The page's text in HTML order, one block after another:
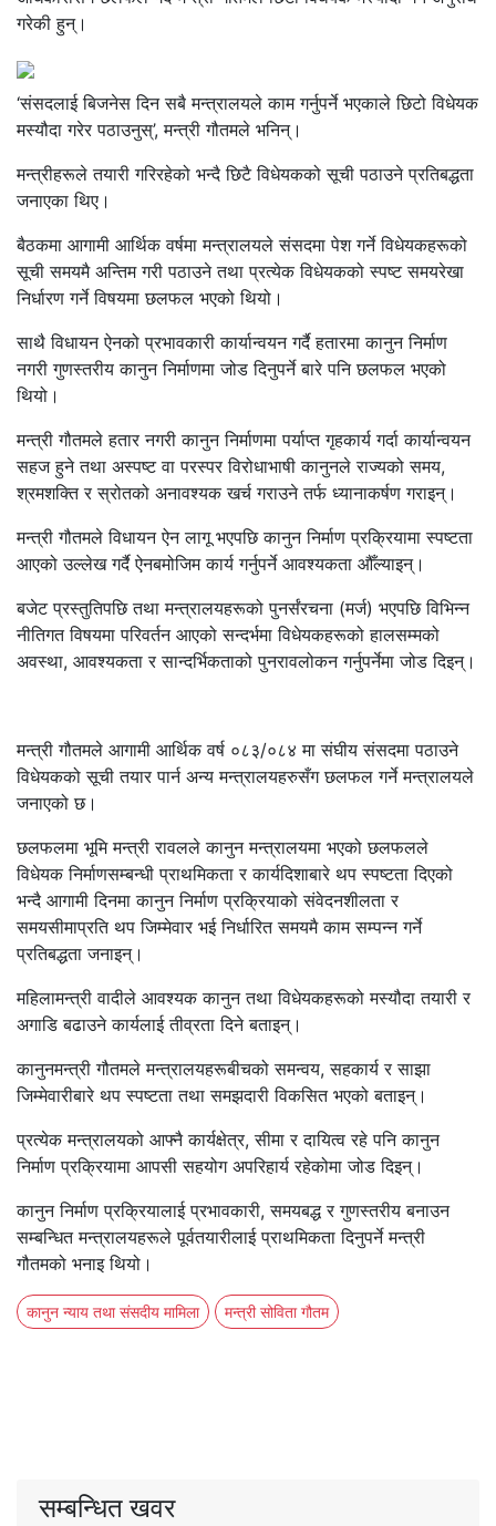
गरेकी हुन्।
‘संसदलाई बिजनेस दिन सबै मन्त्रालयले काम गर्नुपर्ने भएकाले छिटो विधेयक
मस्यौदा गरेर पठाउनुस्’, मन्त्री गौतमले भनिन्।
मन्त्रीहरूले तयारी गरिरहेको भन्दै छिटै विधेयकको सूची पठाउने प्रतिबद्धता
जनाएका थिए।
बैठकमा आगामी आर्थिक वर्षमा मन्त्रालयले संसदमा पेश गर्ने विधेयकहरूको
सूची समयमै अन्तिम गरी पठाउने तथा प्रत्येक विधेयकको स्पष्ट समयरेखा
निर्धारण गर्ने विषयमा छलफल भएको थियो।
साथै विधायन ऐनको प्रभावकारी कार्यान्वयन गर्दै हतारमा कानुन निर्माण
नगरी गुणस्तरीय कानुन निर्माणमा जोड दिनुपर्ने बारे पनि छलफल भएको
थियो।
मन्त्री गौतमले हतार नगरी कानुन निर्माणमा पर्याप्त गृहकार्य गर्दा कार्यान्वयन
सहज हुने तथा अस्पष्ट वा परस्पर विरोधाभाषी कानुनले राज्यको समय,
श्रमशक्ति र स्रोतको अनावश्यक खर्च गराउने तर्फ ध्यानाकर्षण गराइन्।
मन्त्री गौतमले विधायन ऐन लागू भएपछि कानुन निर्माण प्रक्रियामा स्पष्टता
आएको उल्लेख गर्दै ऐनबमोजिम कार्य गर्नुपर्ने आवश्यकता औँल्याइन्।
बजेट प्रस्तुतिपछि तथा मन्त्रालयहरूको पुनर्संरचना (मर्ज) भएपछि विभिन्न
नीतिगत विषयमा परिवर्तन आएको सन्दर्भमा विधेयकहरूको हालसम्मको
अवस्था, आवश्यकता र सान्दर्भिकताको पुनरावलोकन गर्नुपर्नेमा जोड दिइन्।
मन्त्री गौतमले आगामी आर्थिक वर्ष ०८३/०८४ मा संघीय संसदमा पठाउने
विधेयकको सूची तयार पार्न अन्य मन्त्रालयहरुसँग छलफल गर्ने मन्त्रालयले
जनाएको छ।
छलफलमा भूमि मन्त्री रावलले कानुन मन्त्रालयमा भएको छलफलले
विधेयक निर्माणसम्बन्धी प्राथमिकता र कार्यदिशाबारे थप स्पष्टता दिएको
भन्दै आगामी दिनमा कानुन निर्माण प्रक्रियाको संवेदनशीलता र
समयसीमाप्रति थप जिम्मेवार भई निर्धारित समयमै काम सम्पन्न गर्ने
प्रतिबद्धता जनाइन्।
महिलामन्त्री वादीले आवश्यक कानुन तथा विधेयकहरूको मस्यौदा तयारी र
अगाडि बढाउने कार्यलाई तीव्रता दिने बताइन्।
कानुनमन्त्री गौतमले मन्त्रालयहरूबीचको समन्वय, सहकार्य र साझा
जिम्मेवारीबारे थप स्पष्टता तथा समझदारी विकसित भएको बताइन्।
प्रत्येक मन्त्रालयको आफ्नै कार्यक्षेत्र, सीमा र दायित्व रहे पनि कानुन
निर्माण प्रक्रियामा आपसी सहयोग अपरिहार्य रहेकोमा जोड दिइन्।
कानुन निर्माण प्रक्रियालाई प्रभावकारी, समयबद्ध र गुणस्तरीय बनाउन
सम्बन्धित मन्त्रालयहरूले पूर्वतयारीलाई प्राथमिकता दिनुपर्ने मन्त्री
गौतमको भनाइ थियो।
कानुन न्याय तथा संसदीय मामिला मन्त्री सोविता गौतम
सम्बन्धित खवर